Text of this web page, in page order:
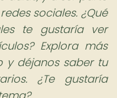
sociales. ¿Qué
te gustaría ver
Explora más
y déjanos saber tu
¿Te gustaría